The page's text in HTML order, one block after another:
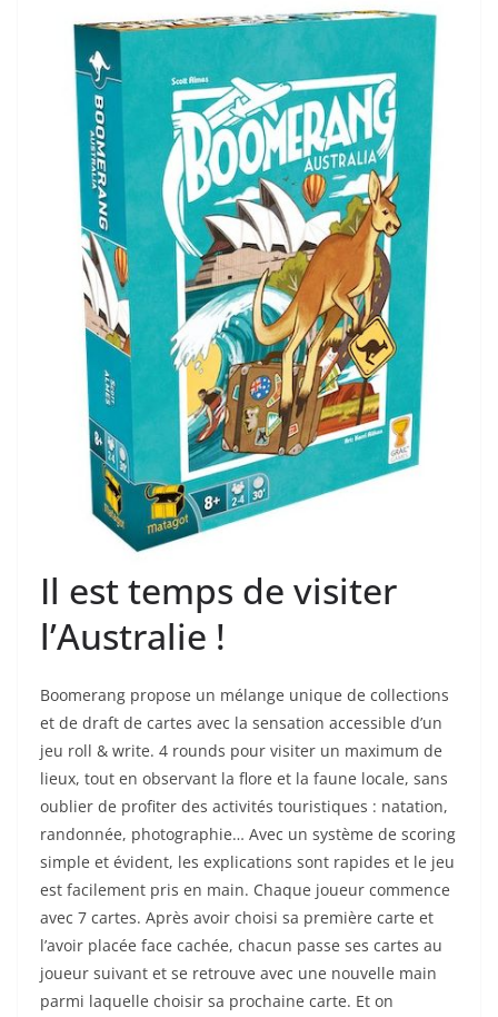
Il est temps de visiter
l’Australie !
Boomerang propose un mélange unique de collections
et de draft de cartes avec la sensation accessible d’un
jeu roll & write. 4 rounds pour visiter un maximum de
lieux, tout en observant la flore et la faune locale, sans
oublier de profiter des activités touristiques : natation,
randonnée, photographie… Avec un système de scoring
simple et évident, les explications sont rapides et le jeu
est facilement pris en main. Chaque joueur commence
avec 7 cartes. Après avoir choisi sa première carte et
l’avoir placée face cachée, chacun passe ses cartes au
joueur suivant et se retrouve avec une nouvelle main
parmi laquelle choisir sa prochaine carte. Et on